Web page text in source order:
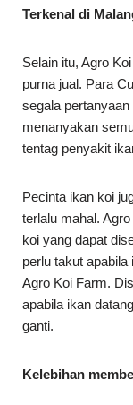
Terkenal di
Selain itu, Agro
purna jual. Para
segala
menanyakan
tentag penyakit
Pecinta ikan koi
terlalu mahal.
koi yang dapat
perlu takut
Agro Koi Farm.
apabila ikan
ganti.
Kelebihan